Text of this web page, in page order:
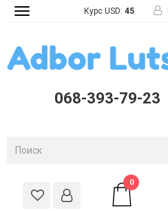
Toggle
Курс USD: 45
068-393-79-23
0